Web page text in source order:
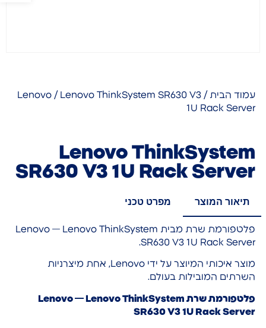
עמוד הבית /
Lenovo / Lenovo ThinkSystem SR630 V3
1U Rack Server
Lenovo ThinkSystem
SR630 V3 1U Rack Server
תיאור המוצר מפרט טכני
פלטפורמת שרת מבית Lenovo — Lenovo ThinkSystem
SR630 V3 1U Rack Server.
מוצר איכותי המיוצר על ידי Lenovo, אחת מיצרניות
השרתים המובילות בעולם.
פלטפורמת שרת Lenovo — Lenovo ThinkSystem
SR630 V3 1U Rack Server